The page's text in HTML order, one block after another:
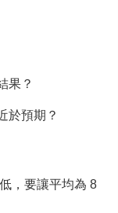
果？
於預期？
，要讓平均為 8